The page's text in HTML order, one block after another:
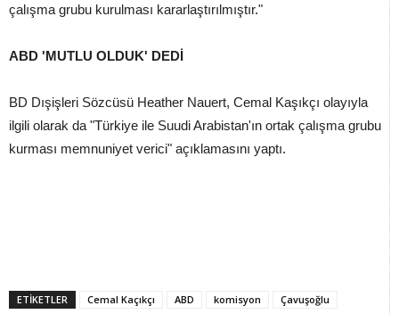
çalışma grubu kurulması kararlaştırılmıştır."
ABD 'MUTLU OLDUK' DEDİ
BD Dışişleri Sözcüsü Heather Nauert, Cemal Kaşıkçı olayıyla
ilgili olarak da "Türkiye ile Suudi Arabistan'ın ortak çalışma grubu
kurması memnuniyet verici" açıklamasını yaptı.
ETİKETLER Cemal Kaçıkçı ABD komisyon Çavuşoğlu